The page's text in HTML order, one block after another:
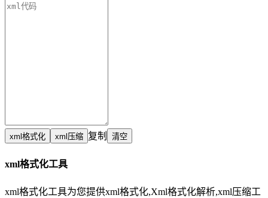
复制
xml格式化工具
xml格式化工具为您提供xml格式化,Xml格式化解析,xml压缩工